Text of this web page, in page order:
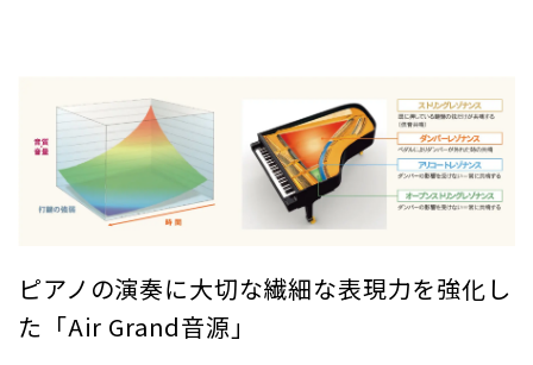
ピアノの演奏に大切な繊細な表現力を強化し
た「Air Grand音源」